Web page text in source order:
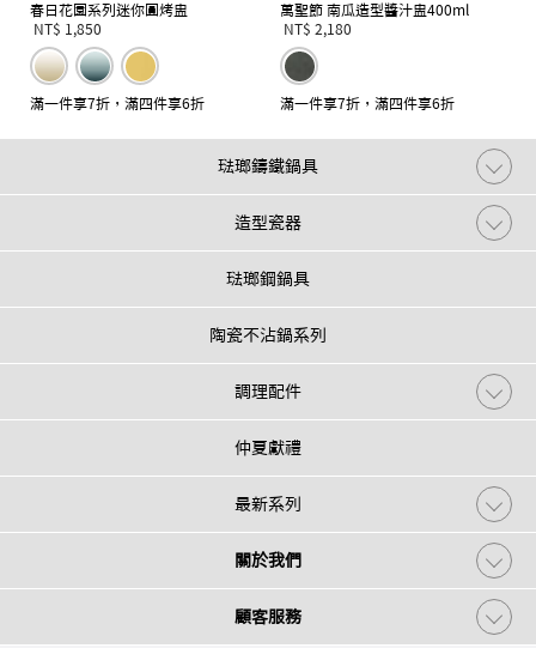
春日花園系列迷你圓烤盅
NT$ 1,850
滿一件享7折，滿四件享6折
萬聖節 南瓜造型醬汁盅400ml
NT$ 2,180
滿一件享7折，滿四件享6折
琺瑯鑄鐵鍋具
造型瓷器
琺瑯鋼鍋具
陶瓷不沾鍋系列
調理配件
仲夏獻禮
最新系列
關於我們
顧客服務